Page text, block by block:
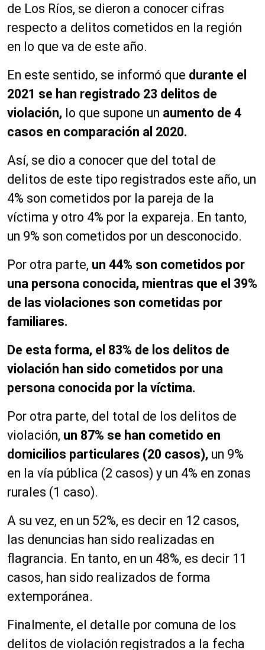
de Los Ríos, se dieron a conocer cifras
respecto a delitos cometidos en la región
en lo que va de este año.
En este sentido, se informó que durante el
2021 se han registrado 23 delitos de
violación, lo que supone un aumento de 4
casos en comparación al 2020.
Así, se dio a conocer que del total de
delitos de este tipo registrados este año, un
4% son cometidos por la pareja de la
víctima y otro 4% por la expareja. En tanto,
un 9% son cometidos por un desconocido.
Por otra parte, un 44% son cometidos por
una persona conocida, mientras que el 39%
de las violaciones son cometidas por
familiares.
De esta forma, el 83% de los delitos de
violación han sido cometidos por una
persona conocida por la víctima.
Por otra parte, del total de los delitos de
violación, un 87% se han cometido en
domicilios particulares (20 casos), un 9%
en la vía pública (2 casos) y un 4% en zonas
rurales (1 caso).
A su vez, en un 52%, es decir en 12 casos,
las denuncias han sido realizadas en
flagrancia. En tanto, en un 48%, es decir 11
casos, han sido realizados de forma
extemporánea.
Finalmente, el detalle por comuna de los
delitos de violación registrados a la fecha